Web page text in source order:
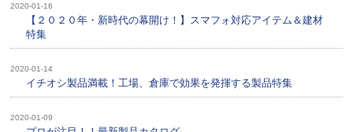
2020-01-16
【２０２０年・新時代の幕開け！】スマフォ対応アイテム＆建材
特集
2020-01-14
イチオシ製品満載！工場、倉庫で効果を発揮する製品特集
2020-01-09